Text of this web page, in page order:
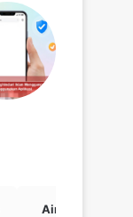
Airdrop Crypto